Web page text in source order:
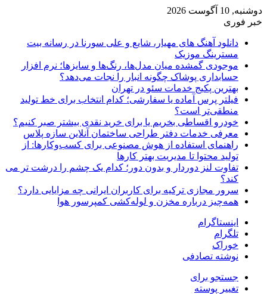
دوشنبه, 10 آگوست 2026
خبر فوری
دانلود آهنگ های مهیار، شایع و علی سورنا در رسانه بیت
مسترینگ موزیک
موجودی گمشده میان مدل‌ها، رنگ‌ها و سایزها؛ نرم افزار
حسابداری پوشاک چگونه انبار را نجات می‌دهد؟
بهترین پکیج خدمات سئو در تهران
فیلتر پرس آماده یا سفارشی؛ کدام انتخاب برای خط تولید
منطقی‌تر است؟
خودرو اقساطی بخریم یا برای خرید نقدی بیشتر صبر کنیم؟
معرفی خدمات دفتر طراحی ساختمان آنلاین سازه پلاس
راهنمای استفاده از هوش مصنوعی برای کسب‌وکارها: از
تولید محتوا تا مدیریت بهتر کارها
تفاوت لنز دوردار و بدون دور؛ کدام یک چشم را درشت تر می
کند؟
سرور مجازی ترکیه برای کاربران ایرانی چه مزایایی دارد؟
همه‌چیز درباره مخزن و لوله‌کشی کمپرسور هوا
اینستاگرام
تلگرام
خوراک
نوشته تصادفی
جستجو برای
تغییر پوسته